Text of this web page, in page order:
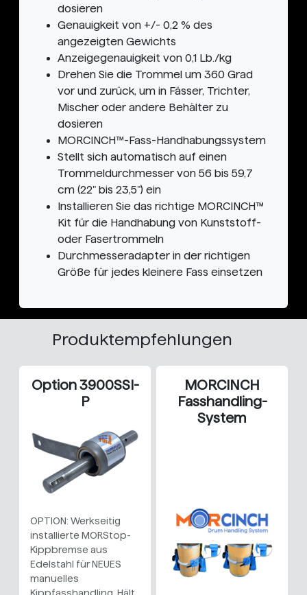
dosieren
Genauigkeit von +/- 0,2 % des
angezeigten Gewichts
Anzeigegenauigkeit von 0,1 Lb./kg
Drehen Sie die Trommel um 360 Grad
vor und zurück, um in Fässer, Trichter,
Mischer oder andere Behälter zu
dosieren
MORCINCH™-Fass-Handhabungssystem
Stellt sich automatisch auf einen
Trommeldurchmesser von 56 bis 59,7
cm (22" bis 23,5") ein
Installieren Sie das richtige MORCINCH™
Kit für die Handhabung von Kunststoff-
oder Fasertrommeln
Durchmesseradapter in der richtigen
Größe für jedes kleinere Fass einsetzen
Produktempfehlungen
Option 3900SSI-
P
OPTION: Werkseitig
installierte MORStop-
Kippbremse aus
Edelstahl für NEUES
manuelles
MORCINCH
Fasshandling-
System